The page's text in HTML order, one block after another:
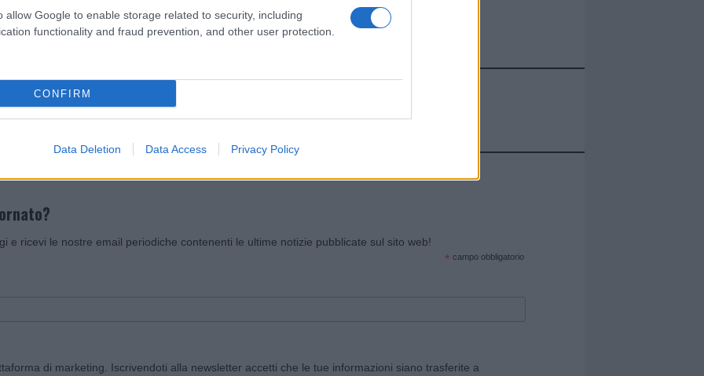
allow Google to enable storage related to security, including
functionality and fraud prevention, and other user protection.
CONFIRM
Data Deletion Data Access Privacy Policy
Prossimo articolo
Invia un Comunicato Stampa
e ricevi le nostre email periodiche contenenti le ultime notizie pubblicate sul sito web!
* campo obbligatorio
di marketing. Iscrivendoti alla newsletter accetti che le tue informazioni siano trasferite a